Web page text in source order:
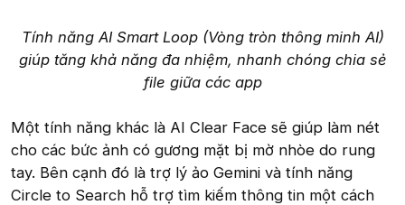
Tính năng AI Smart Loop (Vòng tròn thông minh AI)
giúp tăng khả năng đa nhiệm, nhanh chóng chia sẻ
file giữa các app
Một tính năng khác là AI Clear Face sẽ giúp làm nét
cho các bức ảnh có gương mặt bị mờ nhòe do rung
tay. Bên cạnh đó là trợ lý ảo Gemini và tính năng
Circle to Search hỗ trợ tìm kiếm thông tin một cách